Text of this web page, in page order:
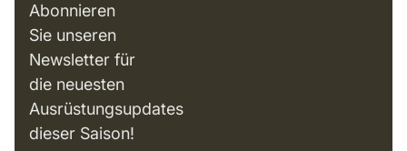
Abonnieren
Sie unseren
Newsletter für
die neuesten
Ausrüstungsupdates
dieser Saison!